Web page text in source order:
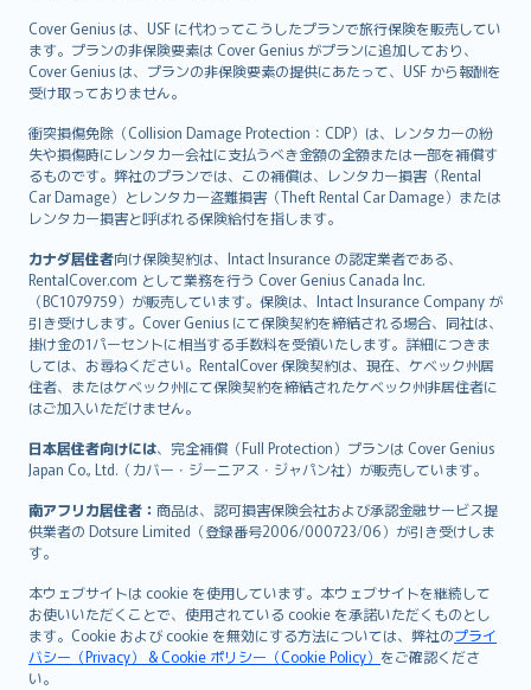
Cover Genius は、USF に代わってこうしたプランで旅行保険を販売してい
ます。プランの非保険要素は Cover Genius がプランに追加しており、
Cover Genius は、プランの非保険要素の提供にあたって、USF から報酬を
受け取っておりません。
衝突損傷免除（Collision Damage Protection：CDP）は、レンタカーの紛
失や損傷時にレンタカー会社に支払うべき金額の全額または一部を補償す
るものです。弊社のプランでは、この補償は、レンタカー損害（Rental
Car Damage）とレンタカー盗難損害（Theft Rental Car Damage）または
レンタカー損害と呼ばれる保険給付を指します。
カナダ居住者向け保険契約は、Intact Insurance の認定業者である、
RentalCover.com として業務を行う Cover Genius Canada Inc.
（BC1079759）が販売しています。保険は、Intact Insurance Company が
引き受けします。Cover Genius にて保険契約を締結される場合、同社は、
掛け金の1パーセントに相当する手数料を受領いたします。詳細につきま
しては、お尋ねください。RentalCover 保険契約は、現在、ケベック州居
住者、またはケベック州にて保険契約を締結されたケベック州非居住者に
はご加入いただけません。
日本居住者向けには、完全補償（Full Protection）プランは Cover Genius
Japan Co., Ltd.（カバー・ジーニアス・ジャパン社）が販売しています。
南アフリカ居住者： 商品は、認可損害保険会社および承認金融サービス提
供業者の Dotsure Limited（登録番号2006/000723/06）が引き受けしま
す。
本ウェブサイトは cookie を使用しています。本ウェブサイトを継続して
お使いいただくことで、使用されている cookie を承諾いただくものとし
ます。Cookie および cookie を無効にする方法については、弊社のプライ
バシー（Privacy） & Cookie ポリシー（Cookie Policy） をご確認くださ
い。